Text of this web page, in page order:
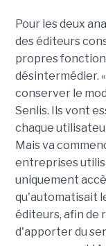
Pour les deux
des éditeurs
propres
désintermédier.
conserver le
Senlis. Ils vont
chaque
Mais va
entreprises
uniquement
qu'automatisait
éditeurs, afin de
d'apporter du